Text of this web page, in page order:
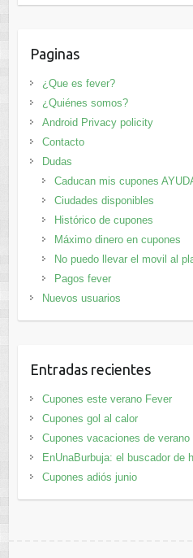
Paginas
¿Que es fever?
¿Quiénes somos?
Android Privacy policity
Contacto
Dudas
Caducan mis cupones
Ciudades disponibles
Histórico de cupones
Máximo dinero en cupones
No puedo llevar el movil al
Pagos fever
Nuevos usuarios
Entradas recientes
Cupones este verano Fever
Cupones gol al calor
Cupones vacaciones de verano
EnUnaBurbuja: el buscador de
Cupones adiós junio